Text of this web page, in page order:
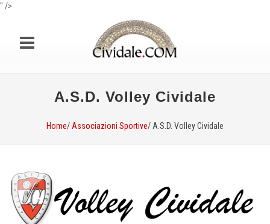
" />
A.S.D. Volley Cividale
Home/ Associazioni Sportive/ A.S.D. Volley Cividale